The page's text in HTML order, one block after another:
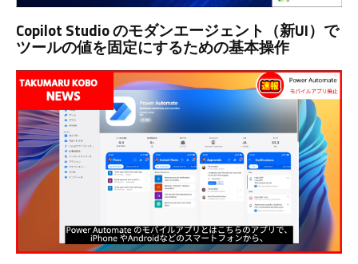
Copilot Studio のモダンエージェント（新UI）で
ツールの値を固定にするための基本操作